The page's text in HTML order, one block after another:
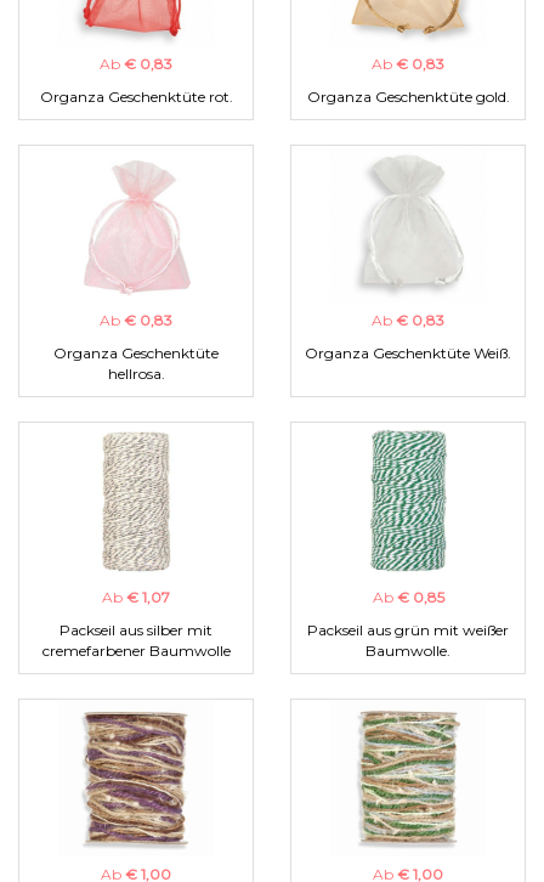
Ab € 0,83
Organza Geschenktüte rot.
Ab € 0,83
Organza Geschenktüte gold.
Ab € 0,83
Organza Geschenktüte
hellrosa.
Ab € 0,83
Organza Geschenktüte Weiß.
Ab € 1,07
Packseil aus silber mit
cremefarbener Baumwolle
Ab € 0,85
Packseil aus grün mit weißer
Baumwolle.
Ab € 1,00 Ab € 1,00